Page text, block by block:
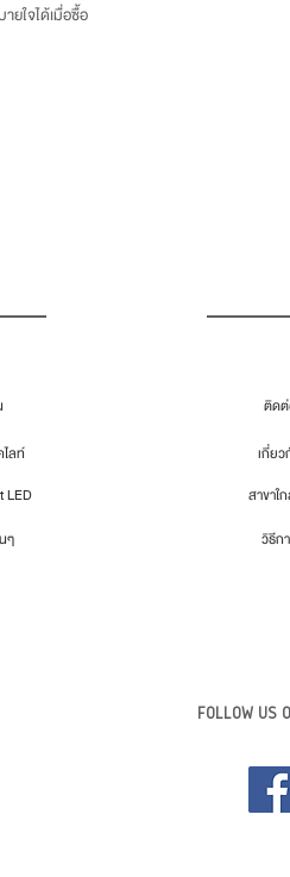
ยใจได้เมื่อซื้อ
ลท์
LED
ๆ
ติดต่
เกี่ยว
สาขา
วิธีก
FOLLOW US